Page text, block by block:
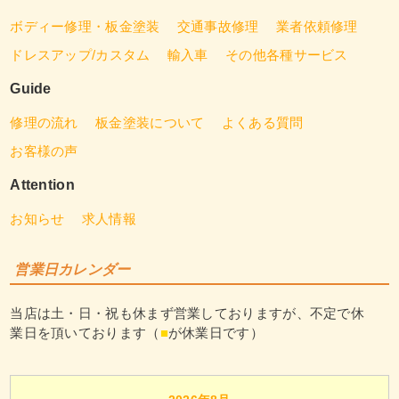
ボディー修理・板金塗装 交通事故修理
業者依頼修理
ドレスアップ/カスタム
輸入車 その他各種サービス
Guide
修理の流れ 板金塗装について
よくある質問
お客様の声
Attention
お知らせ 求人情報
営業日カレンダー
当店は土・日・祝も休まず営業しておりますが、不定で休
業日を頂いております（ ■が休業日です）